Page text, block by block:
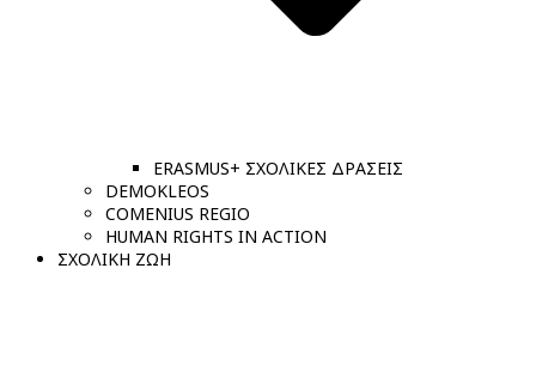
ERASMUS+ ΣΧΟΛΙΚΕΣ ΔΡΑΣΕΙΣ
DEMOKLEOS
COMENIUS REGIO
HUMAN RIGHTS IN ACTION
ΣΧΟΛΙΚΗ ΖΩΗ